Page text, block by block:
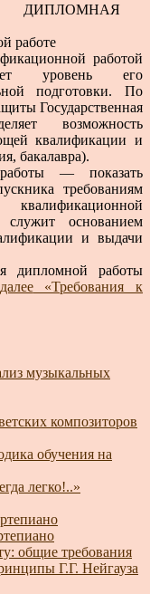
ДИПЛОМНАЯ
работе
работой
уровень его
подготовки. По
Государственная
возможность
квалификации и
бакалавра).
— показать
требованиям
служит основанием
и выдачи
дипломной работы
«Требования к
музыкальных
композиторов
обучения на
легко!..»
общие требования
Г.Г. Нейгауза